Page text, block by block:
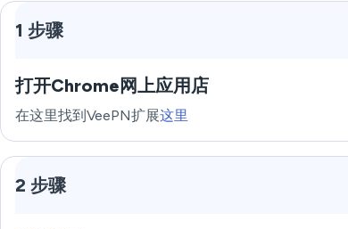
1 步骤
打开Chrome网上应用店
在这里找到VeePN扩展这里
2 步骤